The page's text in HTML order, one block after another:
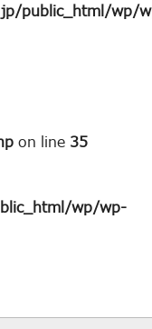
public_html/wp/
on line 35
wp/wp-